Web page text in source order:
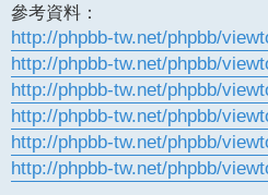
參考資料：
http://phpbb-tw.net/phpbb/
http://phpbb-tw.net/phpbb/
http://phpbb-tw.net/phpbb/
http://phpbb-tw.net/phpbb/
http://phpbb-tw.net/phpbb/
http://phpbb-tw.net/phpbb/